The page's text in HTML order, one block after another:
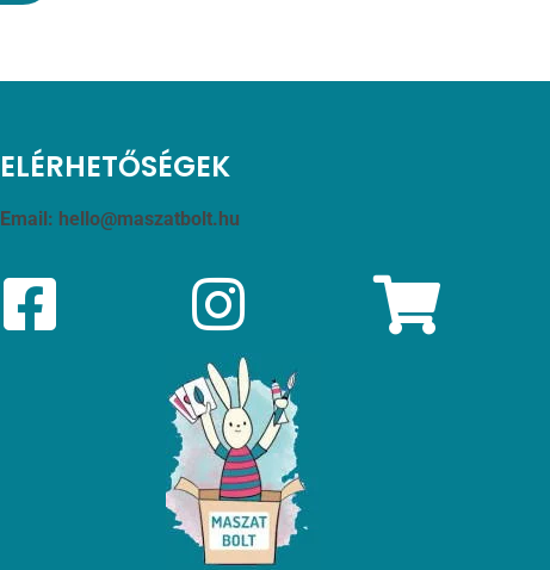
ELÉRHETŐSÉGEK
Email: hello@maszatbolt.hu